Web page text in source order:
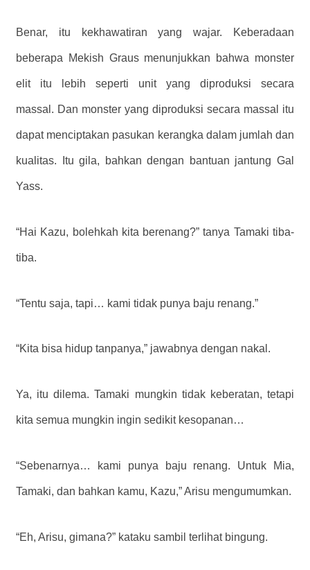
Benar, itu kekhawatiran yang wajar. Keberadaan
beberapa Mekish Graus menunjukkan bahwa monster
elit itu lebih seperti unit yang diproduksi secara
massal. Dan monster yang diproduksi secara massal itu
dapat menciptakan pasukan kerangka dalam jumlah dan
kualitas. Itu gila, bahkan dengan bantuan jantung Gal
Yass.
“Hai Kazu, bolehkah kita berenang?” tanya Tamaki tiba-
tiba.
“Tentu saja, tapi… kami tidak punya baju renang.”
“Kita bisa hidup tanpanya,” jawabnya dengan nakal.
Ya, itu dilema.Tamaki mungkin tidak keberatan, tetapi
kita semua mungkin ingin sedikit kesopanan…
“Sebenarnya… kami punya baju renang. Untuk Mia,
Tamaki, dan bahkan kamu, Kazu,” Arisu mengumumkan.
“Eh, Arisu, gimana?” kataku sambil terlihat bingung.